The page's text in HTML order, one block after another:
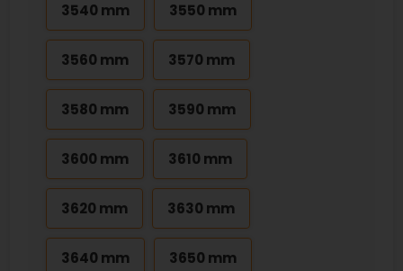
3540 mm 3550 mm
3560 mm 3570 mm
3580 mm 3590 mm
3600 mm 3610 mm
3620 mm 3630 mm
3640 mm 3650 mm